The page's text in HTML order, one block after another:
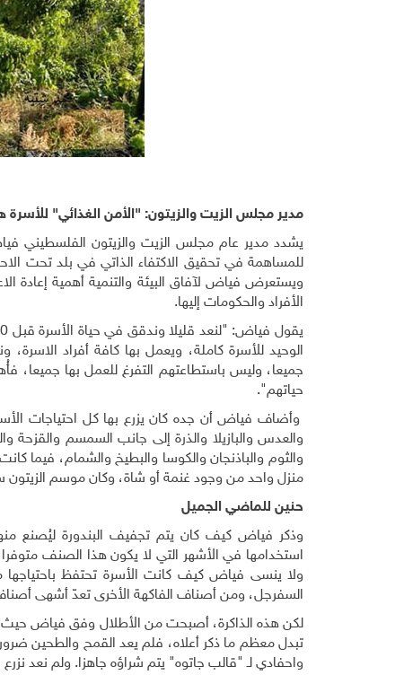
مدير مجلس الزيت والزيتون: "الأمن الغذائي"
يشدد مدير عام مجلس الزيت والزيتون الفلسطيني
للمساهمة في تحقيق الاكتفاء الذاتي في بلد تحت
ويستعرض فياض لآفاق البيئة والتنمية أهمية إعادة
الأفراد والحكومات إليها.
جميعا، وليس باستطاعتهم التفرغ للعمل بها جميعا،
حياتهم".
وأضاف فياض أن جده كان يزرع بها كل احتياجات
والعدس والبازيلا والذرة إلى جانب السمسم والقزحة
والثوم والباذنجان والكوسا والبطيخ والشمام، فيما
منزل واحد من وجود غنمة أو شاة، وكان موسم الزيتون
حنين للماضي الجميل
وذكر فياض كيف كان يتم تجفيف البندورة ليُصنع
استخدامها في الأشهر التي لا يكون هذا الصنف
ولا ينسى فياض كيف كانت الأسرة تحتفظ
السفرجل، ومن أصناف الفاكهة الأخرى تعدّ أشهى
لكن هذه الذاكرة، أصبحت من الأطلال وفق فياض
تبدل معظم ما ذكر أعلاه، فلم يعد القمح والطحين
واحفادي لـ "قالب جاتوه" يتم شراؤه جاهزا. ولم نعد